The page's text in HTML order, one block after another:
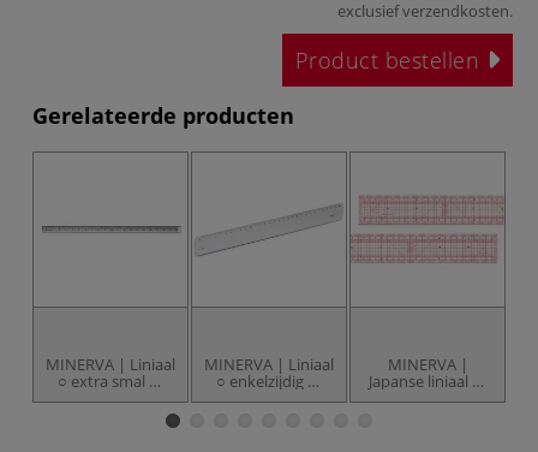
exclusiefverzendkosten.
Product bestellen
Gerelateerde producten
MINERVA | Liniaal
○ extra smal —
transparant
MINERVA | Liniaal
○ enkelzijdig —
transparant
MINERVA |
Japanse liniaal —
transparant